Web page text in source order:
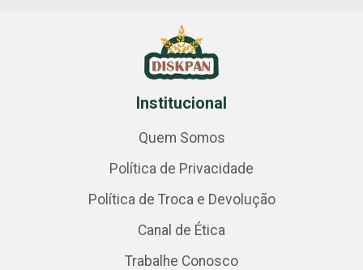
Institucional
Quem Somos
Política de Privacidade
Política de Troca e Devolução
Canal de Ética
Trabalhe Conosco